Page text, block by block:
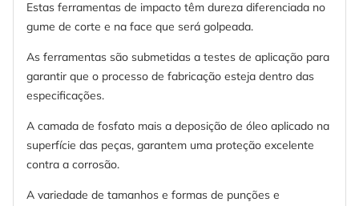
Estas ferramentas de impacto têm dureza diferenciada no
gume de corte e na face que será golpeada.
As ferramentas são submetidas a testes de aplicação para
garantir que o processo de fabricação esteja dentro das
especificações.
A camada de fosfato mais a deposição de óleo aplicado na
superfície das peças, garantem uma proteção excelente
contra a corrosão.
A variedade de tamanhos e formas de punções e